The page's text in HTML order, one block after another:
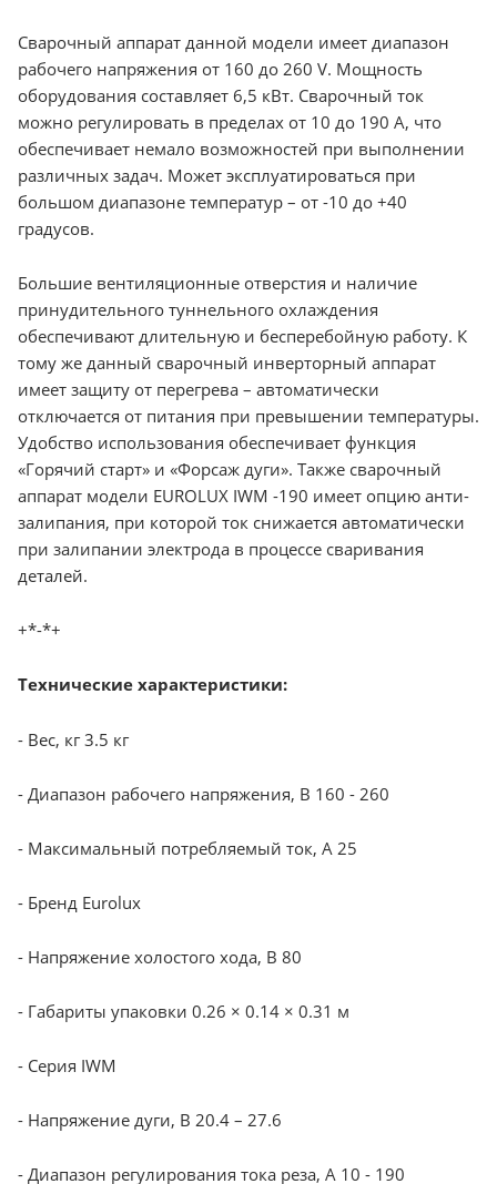
Сварочный аппарат данной модели имеет диапазон
рабочего напряжения от 160 до 260 V. Мощность
оборудования составляет 6,5 кВт. Сварочный ток
можно регулировать в пределах от 10 до 190 А, что
обеспечивает немало возможностей при выполнении
различных задач. Может эксплуатироваться при
большом диапазоне температур – от -10 до +40
градусов.
Большие вентиляционные отверстия и наличие
принудительного туннельного охлаждения
обеспечивают длительную и бесперебойную работу. К
тому же данный сварочный инверторный аппарат
имеет защиту от перегрева – автоматически
отключается от питания при превышении температуры.
Удобство использования обеспечивает функция
«Горячий старт» и «Форсаж дуги». Также сварочный
аппарат модели EUROLUX IWM -190 имеет опцию анти-
залипания, при которой ток снижается автоматически
при залипании электрода в процессе сваривания
деталей.
+*-*+
Технические характеристики:
- Вес, кг 3.5 кг
- Диапазон рабочего напряжения, B 160 - 260
- Максимальный потребляемый ток, А 25
- Бренд Eurolux
- Напряжение холостого хода, В 80
- Габариты упаковки 0.26 × 0.14 × 0.31 м
- Серия IWM
- Напряжение дуги, В 20.4 – 27.6
- Диапазон регулирования тока реза, А 10 - 190